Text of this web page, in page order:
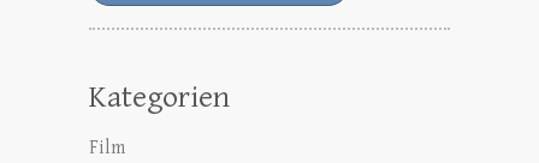
Kategorien
Film